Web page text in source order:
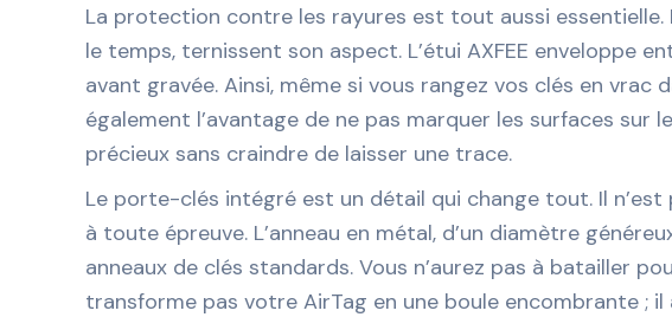
La protection contre les rayures est tout aussi
le temps, ternissent son aspect. L’étui AXFEE enveloppe
avant gravée. Ainsi, même si vous rangez vos clés en vrac
également l’avantage de ne pas marquer les surfaces
précieux sans craindre de laisser une trace.
Le porte-clés intégré est un détail qui change tout. Il
à toute épreuve. L’anneau en métal, d’un diamètre
anneaux de clés standards. Vous n’aurez pas à batailler
transforme pas votre AirTag en une boule encombrante ;